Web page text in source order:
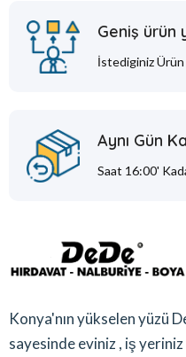
Geniş ürün
İstediginiz Ürün
Aynı Gün
Saat 16:00'
Konya'nın yükselen yüzü
sayesinde eviniz , iş